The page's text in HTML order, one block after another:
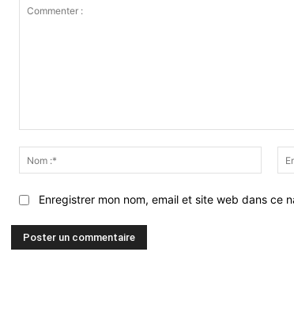
:*
Enregistrer mon nom, email et site web dans ce